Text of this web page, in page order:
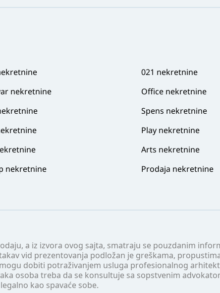
a iz izvora ovog sajta, smatraju se pouzdanim
vid prezentovanja podložan je greškama,
dobiti potraživanjem usluga profesionalnog
osoba treba da se konsultuje sa sopstvenim
kao spavaće sobe.
021 nekretnine
nekretnine Office nekretnine
Spens nekretnine
Play nekretnine
Arts nekretnine
nekretnine Prodaja nekretnine